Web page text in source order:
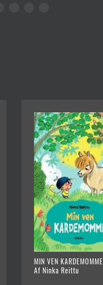
MIN VEN KARDEMOMME
Af Ninka Reittu